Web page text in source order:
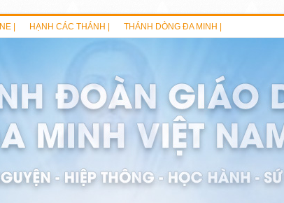
| HẠNH CÁC THÁNH | THÁNH DÒNG ĐA MINH |